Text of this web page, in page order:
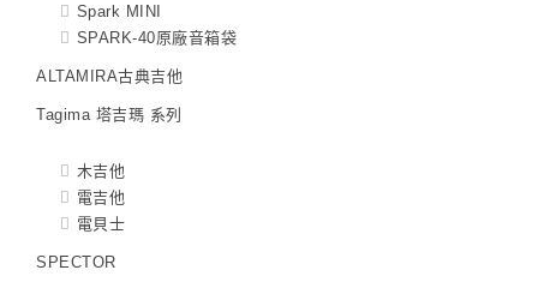
Spark MINI
SPARK-40原廠音箱袋
ALTAMIRA古典吉他
Tagima 塔吉瑪 系列
木吉他
電吉他
電貝士
SPECTOR